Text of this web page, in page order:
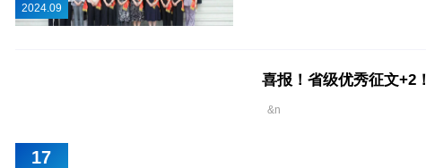
2024.09
17
喜报！省级优秀征文+2！
&n